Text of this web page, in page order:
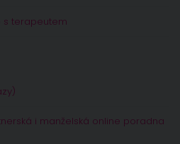
s terapeutem
i manželská online poradna